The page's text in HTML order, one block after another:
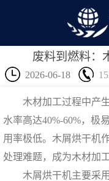
废料到燃料：
2026-06-18
木材加工过程中产生
水率高达40%-60%，极
用率极低。木屑烘干机
处理难题，成为木材加
木屑烘干机主要采